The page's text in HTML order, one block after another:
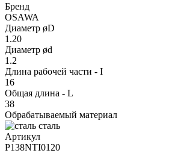
Бренд
OSAWA
Диаметр øD
1.20
Диаметр ød
1.2
Длина рабочей части - I
16
Общая длина - L
38
Обрабатываемый материал
сталь
Артикул
P138NTI0120